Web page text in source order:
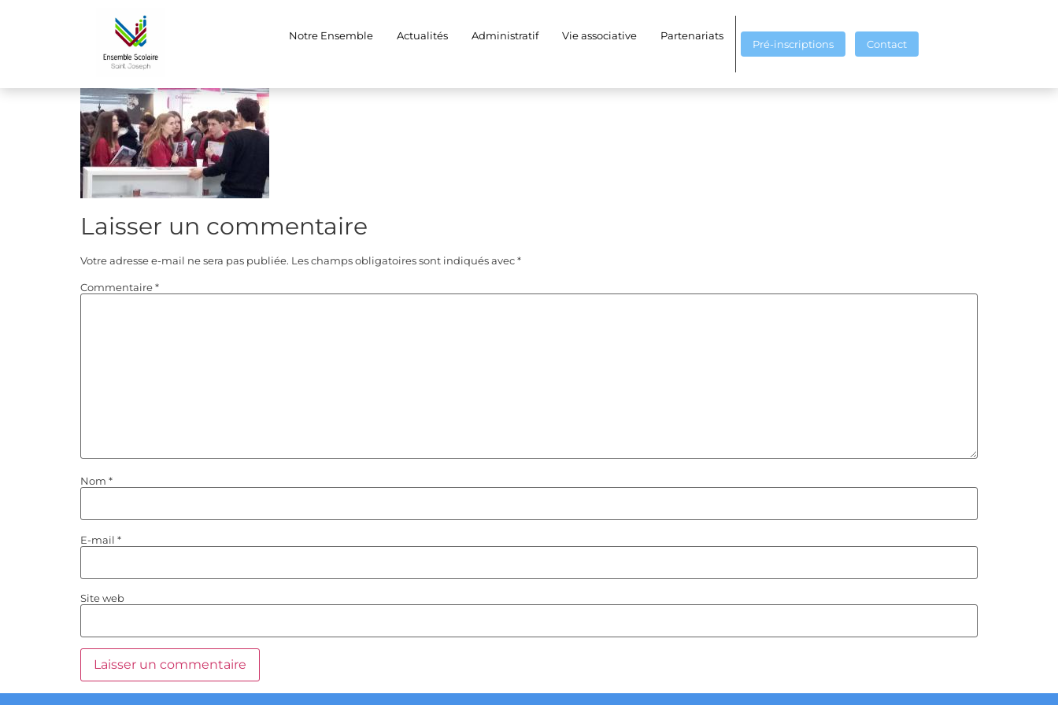
Notre Ensemble Actualités Administratif Vie associative Partenariats
Pré-inscriptions Contact
(5)
Laisser un commentaire
Votre adresse e-mail ne sera pas publiée. Les champs obligatoires sont indiqués avec*
Commentaire*
Nom *
E-mail *
Site web